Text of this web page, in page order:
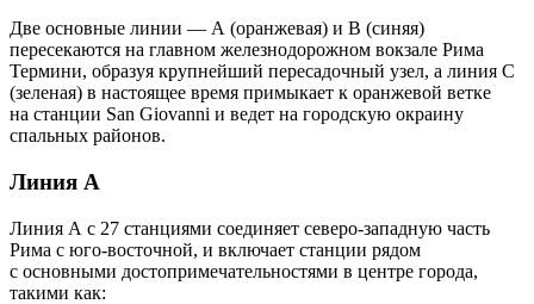
Две основные линии — A (оранжевая) и B (синяя)
пересекаются на главном железнодорожном вокзале Рима
Термини, образуя крупнейший пересадочный узел, а линия С
(зеленая) в настоящее время примыкает к оранжевой ветке
на станции San Giovanni и ведет на городскую окраину
спальных районов.
Линия А
Линия А с 27 станциями соединяет северо-западную часть
Рима с юго-восточной, и включает станции рядом
с основными достопримечательностями в центре города,
такими как: